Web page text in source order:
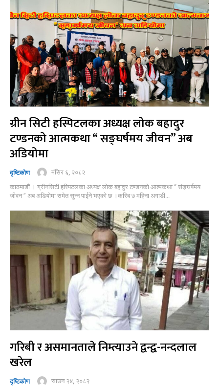
ग्रीन सिटी हस्पिटलका अध्यक्ष लोक बहादुर
टण्डनको आत्मकथा “ सङ्घर्षमय जीवन” अब
अडियोमा
दृष्टिकोण
मंसिर ६, २०८२
काठमाडौं । ग्रीनसिटी हस्पिटलका अध्यक्ष लोक बहादुर टण्डनको आत्मकथा “ संङ्घर्षमय
जीवन ” अब अडियोमा समेत सुन्न पाईने भएको छ ।करिब ७ महिना अगाडी...
गरिबी र असमानताले निम्त्याउने द्वन्द्व-नन्दलाल
खरेल
दृष्टिकोण
साउन २४, २०८२